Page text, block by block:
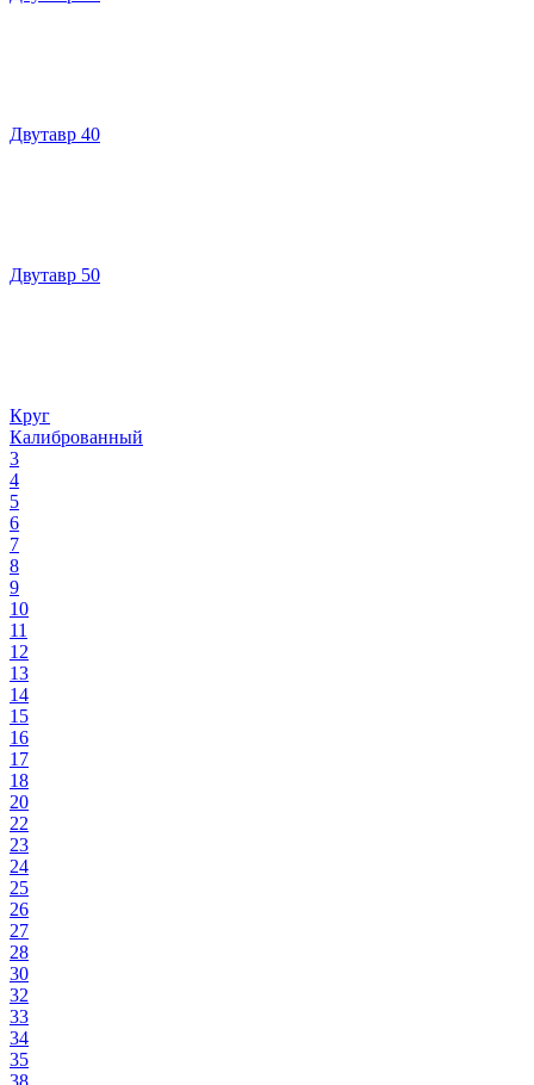
Двутавр 40
Двутавр 50
Круг
Калиброванный
3
4
5
6
7
8
9
10
11
12
13
14
15
16
17
18
20
22
23
24
25
26
27
28
30
32
33
34
35
38